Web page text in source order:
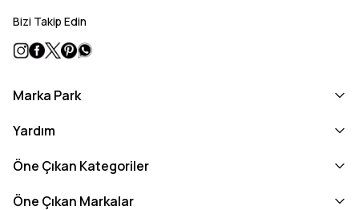
Bizi Takip Edin
Marka Park
Yardım
Öne Çıkan Kategoriler
Öne Çıkan Markalar